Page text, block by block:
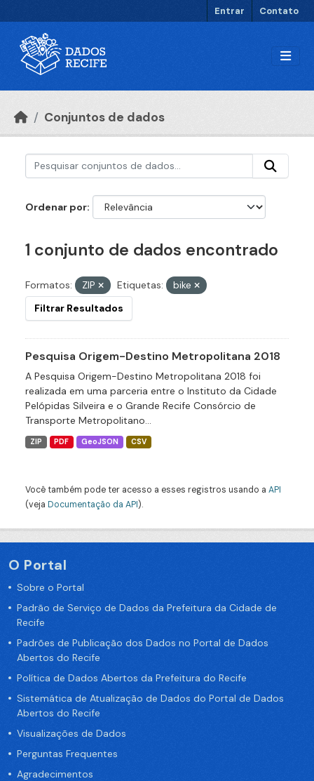
Entrar Contato
Conjuntos de dados
Ordenar por
1 conjunto de dados encontrado
Formatos: ZIP Etiquetas:
bike
Filtrar Resultados
Pesquisa Origem-Destino Metropolitana 2018
A Pesquisa Origem-Destino Metropolitana 2018 foi
realizada em uma parceria entre o Instituto da Cidade
Pelópidas Silveira e o Grande Recife Consórcio de
Transporte Metropolitano...
ZIP PDF GeoJSON CSV
Você também pode ter acesso a esses registros usando a API
(veja Documentação da API).
O Portal
Sobre o Portal
Padrão de Serviço de Dados da Prefeitura da Cidade de
Recife
Padrões de Publicação dos Dados no Portal de Dados
Abertos do Recife
Política de Dados Abertos da Prefeitura do Recife
Sistemática de Atualização de Dados do Portal de Dados
Abertos do Recife
Visualizações de Dados
Perguntas Frequentes
Agradecimentos